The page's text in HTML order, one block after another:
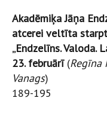
Akadēmiķa Jāņa
atcerei veltīta
„Endzelīns. Valoda.
23. februārī (Regīna
Vanags)
189-195